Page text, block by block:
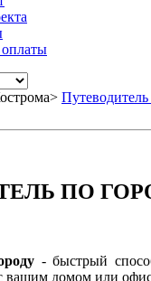
>
ПО
- быстрый
вашим домом или